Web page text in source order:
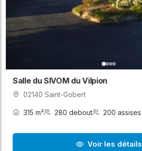
Salle du SIVOM du Vilpion
02140 Saint-Gobert
315 m² 280 debout 200 assises
Voir les détails